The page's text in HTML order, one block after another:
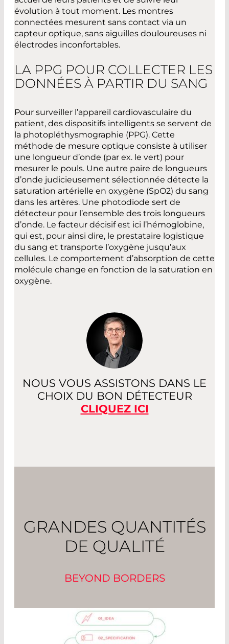
évolution à tout moment. Les montres
connectées mesurent sans contact via un
capteur optique, sans aiguilles douloureuses ni
électrodes inconfortables.
LA PPG POUR COLLECTER LES
DONNÉES À PARTIR DU SANG
Pour surveiller l’appareil cardiovasculaire du
patient, des dispositifs intelligents se servent de
la photopléthysmographie (PPG). Cette
méthode de mesure optique consiste à utiliser
une longueur d’onde (par ex. le vert) pour
mesurer le pouls. Une autre paire de longueurs
d’onde judicieusement sélectionnée détecte la
saturation artérielle en oxygène (SpO2) du sang
dans les artères. Une photodiode sert de
détecteur pour l’ensemble des trois longueurs
d’onde. Le facteur décisif est ici l’hémoglobine,
qui est, pour ainsi dire, le prestataire logistique
du sang et transporte l’oxygène jusqu’aux
cellules. Le comportement d’absorption de cette
molécule change en fonction de la saturation en
oxygène.
NOUS VOUS ASSISTONS DANS LE
CHOIX DU BON DÉTECTEUR
CLIQUEZ ICI
GRANDES QUANTITÉS
DE QUALITÉ
BEYOND BORDERS